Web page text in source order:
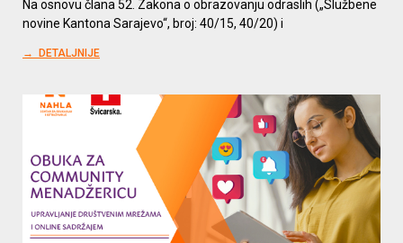
Na osnovu člana 52. Zakona o obrazovanju odraslih („Službene
novine Kantona Sarajevo“, broj: 40/15, 40/20) i
→ DETALJNIJE